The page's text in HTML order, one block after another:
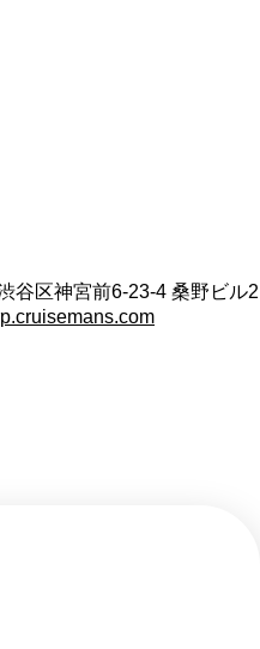
谷区神宮前6-23-4 桑野ビル2